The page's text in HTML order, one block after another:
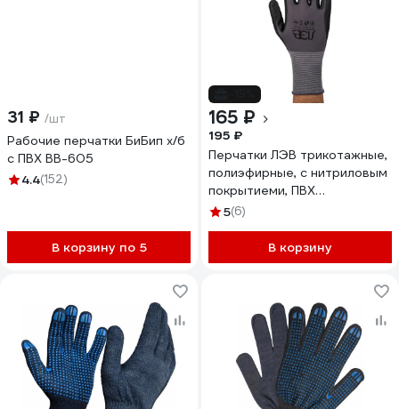
31 ₽ /шт
Рабочие перчатки БиБип х/б
с ПВХ BB-605
4.4(152)
В корзину по 5
165 ₽
195 ₽
Перчатки ЛЭВ трикотажные,
полиэфирные, с нитриловым
покрытиеми, ПВХ
напылением 168083/7
5(6)
В корзину